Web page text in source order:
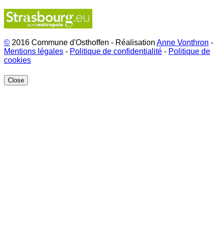
© 2016 Commune d'Osthoffen - Réalisation Anne Vonthron -
Mentions légales - Politique de confidentialité - Politique de
cookies
Close